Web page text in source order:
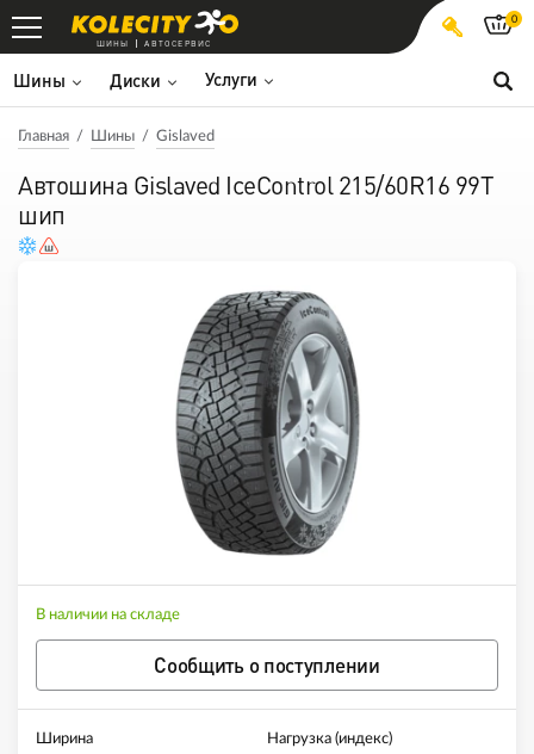
ШИНЫ АВТОСЕРВИС
Шины Диски Услуги
0
Главная Шины Gislaved
Автошина Gislaved IceControl 215/60R16 99T
шип
В наличии на складе
Сообщить о поступлении
Ширина
Нагрузка (индекс)